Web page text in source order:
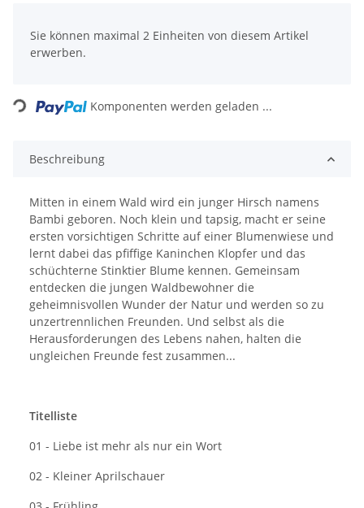
Sie können maximal 2 Einheiten von diesem Artikel
erwerben.
Loading... Komponenten werden geladen ...
Beschreibung
Mitten in einem Wald wird ein junger Hirsch namens
Bambi geboren. Noch klein und tapsig, macht er seine
ersten vorsichtigen Schritte auf einer Blumenwiese und
lernt dabei das pfiffige Kaninchen Klopfer und das
schüchterne Stinktier Blume kennen. Gemeinsam
entdecken die jungen Waldbewohner die
geheimnisvollen Wunder der Natur und werden so zu
unzertrennlichen Freunden. Und selbst als die
Herausforderungen des Lebens nahen, halten die
ungleichen Freunde fest zusammen...
Titelliste
01 - Liebe ist mehr als nur ein Wort
02 - Kleiner Aprilschauer